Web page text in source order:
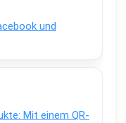
und
Mit einem QR-